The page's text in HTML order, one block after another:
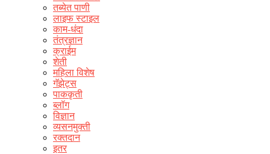
तब्येत पाणी
लाइफ स्टाइल
काम-धंदा
तंत्रज्ञान
क्राईम
शेती
महिला विशेष
गॅझेट्स
पाककृती
ब्लॉग
विज्ञान
व्यसनमुक्ती
रक्‍तदान
इतर